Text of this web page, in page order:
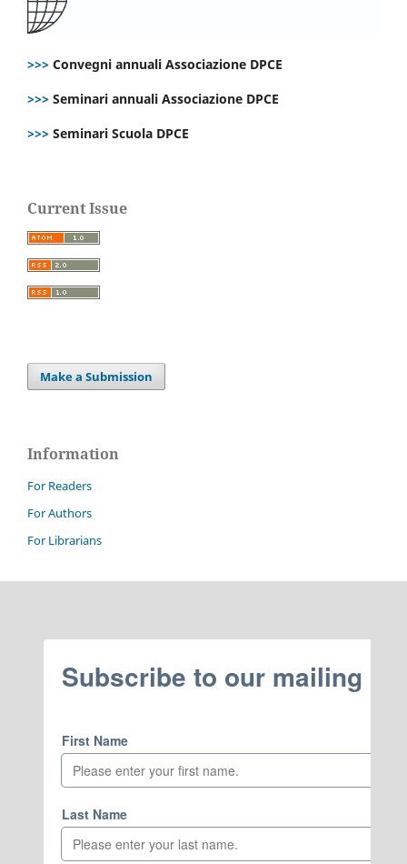
>>> Convegni annuali Associazione DPCE
>>> Seminari annuali Associazione DPCE
>>> Seminari Scuola DPCE
Current Issue
Make a Submission
Information
For Readers
For Authors
For Librarians